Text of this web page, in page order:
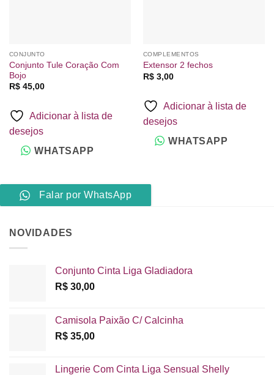
CONJUNTO
Conjunto Tule Coração Com
Bojo
R$45,00
Adicionar à lista de
desejos
WHATSAPP
COMPLEMENTOS
Extensor 2 fechos
R$3,00
Adicionar à lista de
desejos
WHATSAPP
Falar por WhatsApp
NOVIDADES
Conjunto Cinta Liga Gladiadora
R$ 30,00
Camisola Paixão C/ Calcinha
R$ 35,00
Lingerie Com Cinta Liga Sensual Shelly